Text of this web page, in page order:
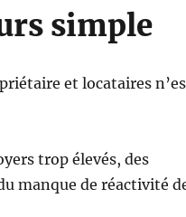
simple
et locataires
trop élevés, des
manque de réactivité